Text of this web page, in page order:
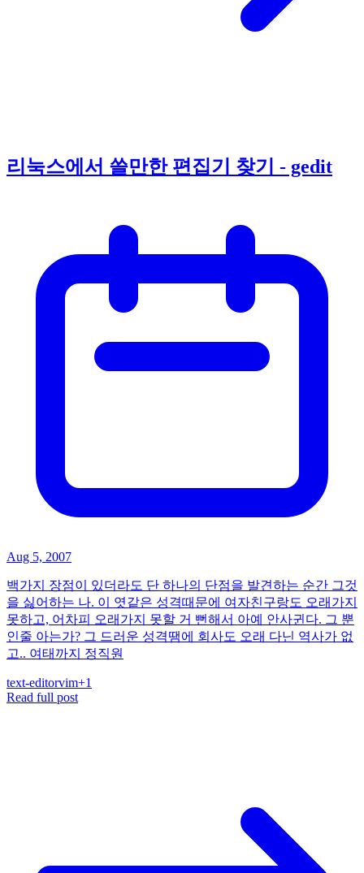
리눅스에서 쓸만한 편집기 찾기 - gedit
Aug 5, 2007
백가지 장점이 있더라도 단 하나의 단점을 발견하는 순간 그것
을 싫어하는 나. 이 엿같은 성격때문에 여자친구랑도 오래가지
못하고, 어차피 오래가지 못할 거 뻔해서 아예 안사귄다. 그 뿐
인줄 아는가? 그 드러운 성격땜에 회사도 오래 다닌 역사가 없
고.. 여태까지 정직원
text-editorvim+1
Read full post